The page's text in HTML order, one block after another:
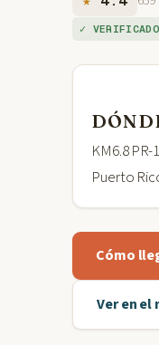
✓ VERIFICADO
KM6.8
Puerto
Cómo
Ver en